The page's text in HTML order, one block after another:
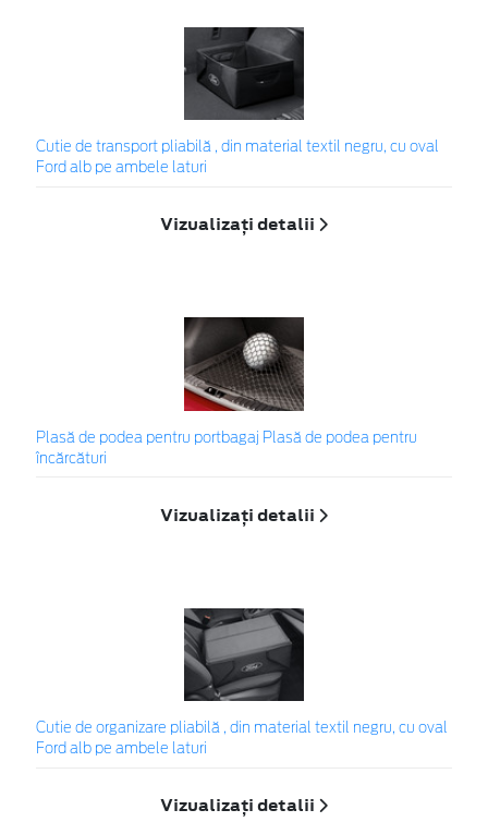
Cutie de transport pliabilă , din material textil negru, cu oval
Ford alb pe ambele laturi
Vizualizați detalii
Plasă de podea pentru portbagaj Plasă de podea pentru
încărcături
Vizualizați detalii
Cutie de organizare pliabilă , din material textil negru, cu oval
Ford alb pe ambele laturi
Vizualizați detalii